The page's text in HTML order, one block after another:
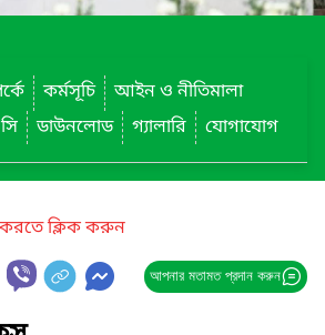
কর্মসূচি
আইন ও নীতিমালা
ডাউনলোড গ্যালারি যোগাযোগ
করতে ক্লিক করুন
আপনার মতামত প্রদান করুন